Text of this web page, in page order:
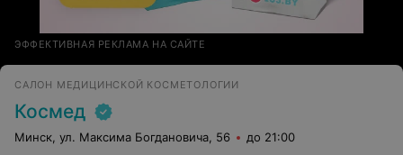
ЭФФЕКТИВНАЯ РЕКЛАМА НА САЙТЕ
САЛОН МЕДИЦИНСКОЙ КОСМЕТОЛОГИИ
Космед
Минск, ул. Максима Богдановича, 56 до 21:00